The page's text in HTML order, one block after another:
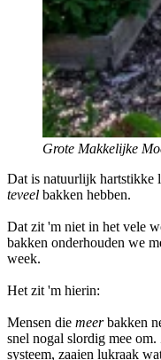
Grote Makkelijke
Dat is natuurlijk hartstikke
teveel bakken hebben.
Dat zit 'm niet in het vele
bakken onderhouden we
week.
Het zit 'm hierin:
Mensen die meerbakken
snel nogal slordig mee
systeem, zaaien lukraak